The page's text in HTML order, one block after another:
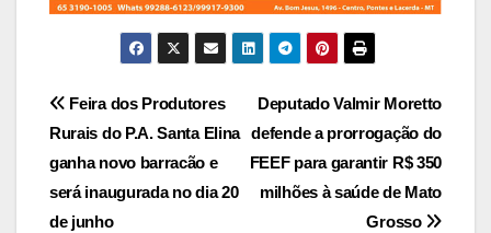
Navegação
de
Post
Deputado Valmir Moretto
defende a prorrogação do
FEEF para garantir R$ 350
milhões à saúde de Mato
Grosso
Feira dos Produtores
Rurais do P.A. Santa Elina
ganha novo barracão e
será inaugurada no dia 20
de junho